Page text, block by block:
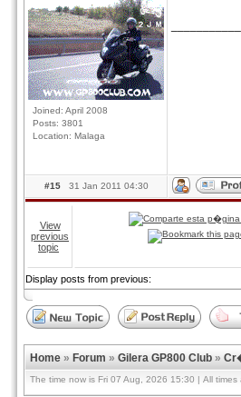
Joined: April 2008
Posts: 3801
Location: Malaga
#15 31 Jan 2011 04:30
View
previous
topic
Display posts from previous:
Home » Forum » Gilera GP800 Club »
The time now is Fri 07 Aug, 2026 15:30 | All